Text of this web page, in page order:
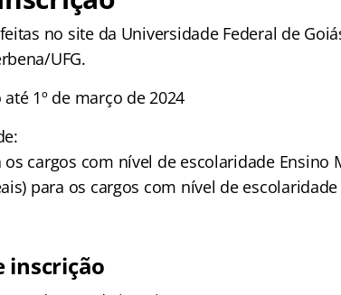
no site da Universidade Federal de
UFG.
1º de março de 2024
os cargos com nível de escolaridade Ensino
para os cargos com nível de
inscrição